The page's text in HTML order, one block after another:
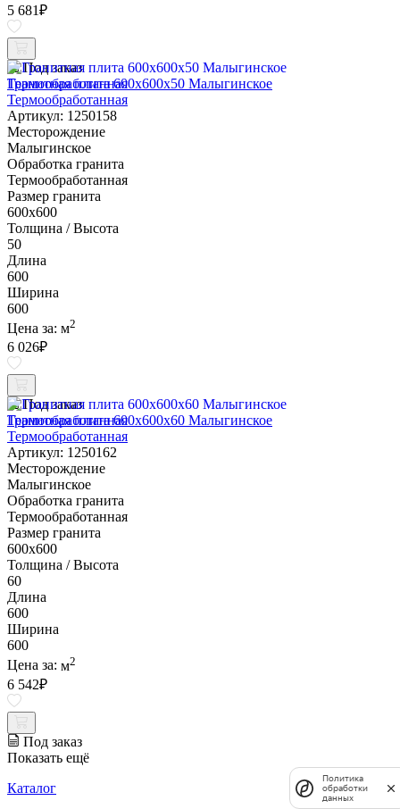
5 681₽
Под заказ
Гранитная плита 600х600x50 Малыгинское
Термообработанная
Артикул: 1250158
Месторождение
Малыгинское
Обработка гранита
Термообработанная
Размер гранита
600х600
Толщина / Высота
50
Длина
600
Ширина
600
Цена за: м2
6 026₽
Под заказ
Гранитная плита 600х600x60 Малыгинское
Термообработанная
Артикул: 1250162
Месторождение
Малыгинское
Обработка гранита
Термообработанная
Размер гранита
600х600
Толщина / Высота
60
Длина
600
Ширина
600
Цена за: м2
6 542₽
Под заказ
Показать ещё
Каталог
Политика
обработки
данных